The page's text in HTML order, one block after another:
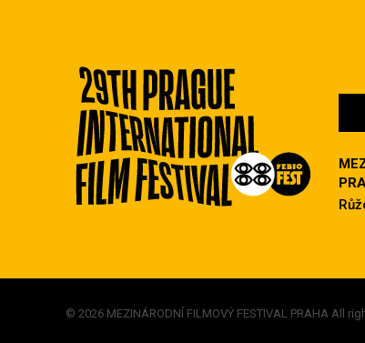
© 2026 MEZINÁRODNÍ FILMOVÝ FESTIVAL PRAHA All